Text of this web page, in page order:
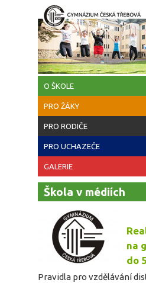
Přejít k hlavnímu obsahu
O ŠKOLE
PRO ŽÁKY
PRO RODIČE
PRO UCHAZEČE
GALERIE
Škola v médiích
na
do
Pravidla pro vzdělávání